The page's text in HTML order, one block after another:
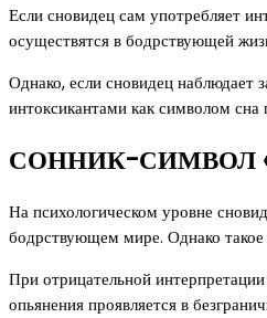
Если сновидец сам употребляет
осуществятся в бодрствующей
Однако, если сновидец
интоксикантами как символом
СОННИК-СИМВОЛ
На психологическом уровне
бодрствующем мире. Однако такое
При отрицательной
опьянения проявляется в